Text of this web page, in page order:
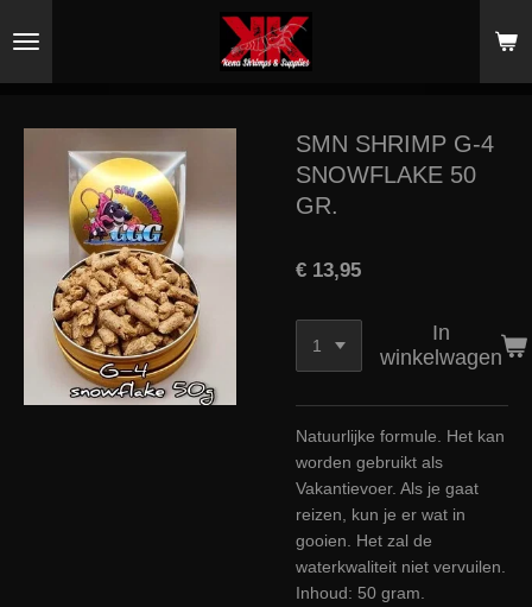
direct
hoofdinhoud
SMN SHRIMP G-4
SNOWFLAKE 50
GR.
€ 13,95
In
winkelwagen
Natuurlijke formule. Het kan
worden gebruikt als
Vakantievoer. Als je gaat
reizen, kun je er wat in
gooien. Het zal de
waterkwaliteit niet vervuilen.
Inhoud: 50 gram.